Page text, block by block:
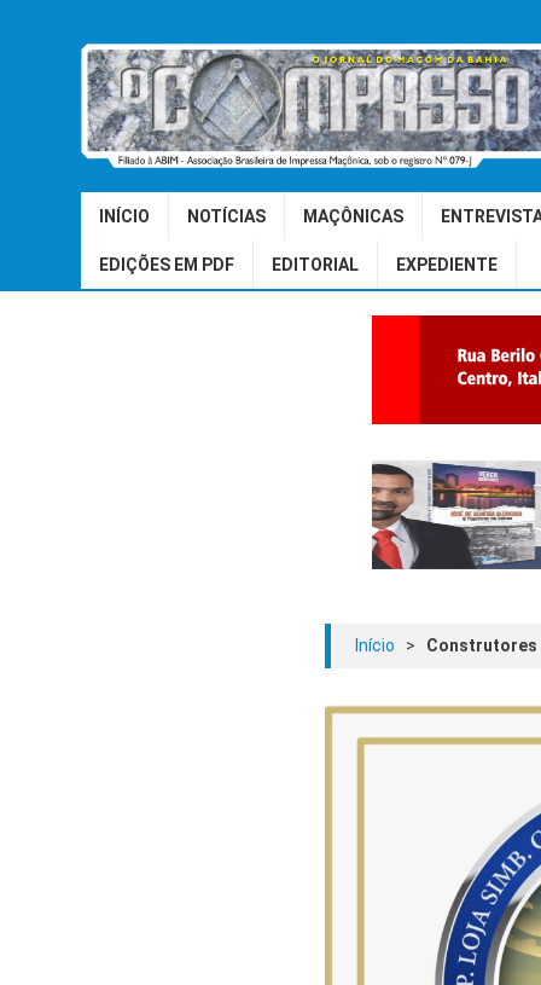
INÍCIO NOTÍCIAS MAÇÔNICAS
EDIÇÕES EM PDF EDITORIAL EXPEDIENTE
Início > Construtores